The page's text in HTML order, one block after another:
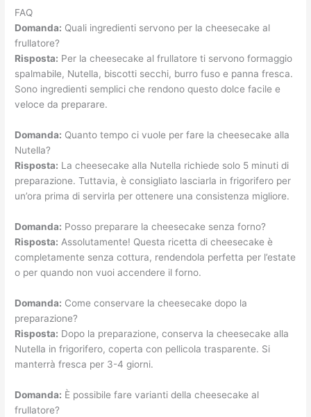
FAQ
Domanda: Quali ingredienti servono per la cheesecake al
frullatore?
Risposta: Per la cheesecake al frullatore ti servono formaggio
spalmabile, Nutella, biscotti secchi, burro fuso e panna fresca.
Sono ingredienti semplici che rendono questo dolce facile e
veloce da preparare.
Domanda: Quanto tempo ci vuole per fare la cheesecake alla
Nutella?
Risposta: La cheesecake alla Nutella richiede solo 5 minuti di
preparazione. Tuttavia, è consigliato lasciarla in frigorifero per
un’ora prima di servirla per ottenere una consistenza migliore.
Domanda: Posso preparare la cheesecake senza forno?
Risposta: Assolutamente! Questa ricetta di cheesecake è
completamente senza cottura, rendendola perfetta per l’estate
o per quando non vuoi accendere il forno.
Domanda: Come conservare la cheesecake dopo la
preparazione?
Risposta: Dopo la preparazione, conserva la cheesecake alla
Nutella in frigorifero, coperta con pellicola trasparente. Si
manterrà fresca per 3-4 giorni.
Domanda: È possibile fare varianti della cheesecake al
frullatore?